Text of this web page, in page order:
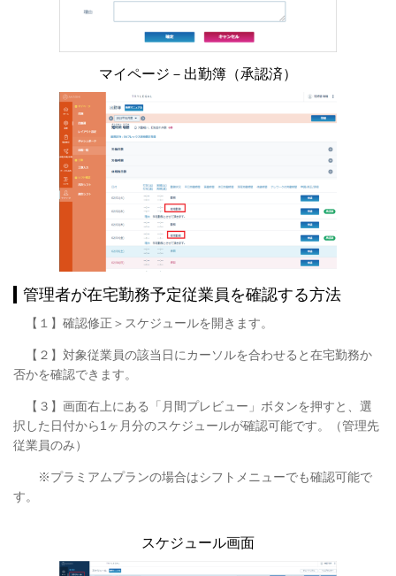
マイページ－出勤簿（承認済）
管理者が在宅勤務予定従業員を確認する方法
【１】確認修正＞スケジュールを開きます。
【２】対象従業員の該当日にカーソルを合わせると在宅勤務か
否かを確認できます。
【３】画面右上にある「月間プレビュー」ボタンを押すと、選
択した日付から1ヶ月分のスケジュールが確認可能です。（管理先
従業員のみ）
※プラミアムプランの場合はシフトメニューでも確認可能で
す。
スケジュール画面